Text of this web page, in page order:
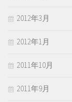
2012年3月
2012年1月
2011年10月
2011年9月